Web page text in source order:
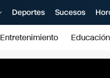
Deportes Sucesos
Entretenimiento Educación